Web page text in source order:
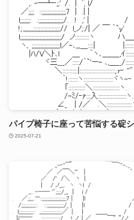
パイプ椅子に座って苦悩する碇シ
2025-07-21